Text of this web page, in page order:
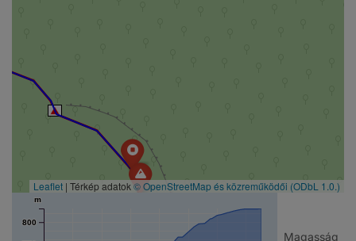
Leaflet | Térkép adatok © OpenStreetMap és közreműködői (ODbL 1.0.)
800
m
Magasság